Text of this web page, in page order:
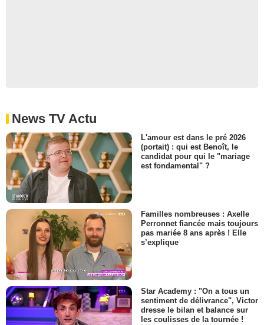
News TV Actu
L'amour est dans le pré 2026
(portait) : qui est Benoît, le
candidat pour qui le "mariage
est fondamental" ?
Familles nombreuses : Axelle
Perronnet fiancée mais toujours
pas mariée 8 ans après ! Elle
s’explique
Star Academy : "On a tous un
sentiment de délivrance", Victor
dresse le bilan et balance sur
les coulisses de la tournée !